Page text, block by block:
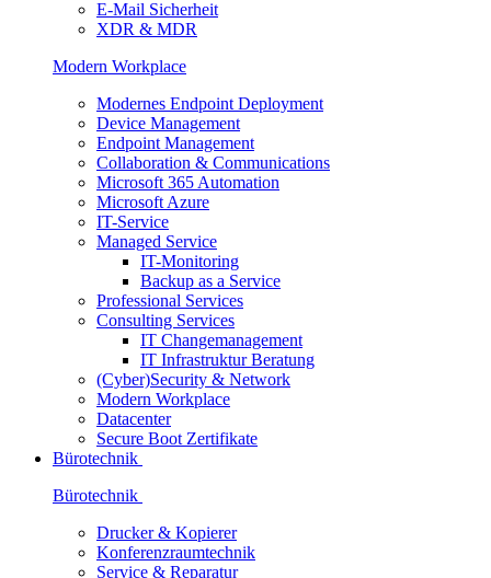
E-Mail Sicherheit
XDR & MDR
Modern Workplace
Modernes Endpoint Deployment
Device Management
Endpoint Management
Collaboration & Communications
Microsoft 365 Automation
Microsoft Azure
IT-Service
Managed Service
IT-Monitoring
Backup as a Service
Professional Services
Consulting Services
IT Changemanagement
IT Infrastruktur Beratung
(Cyber)Security & Network
Modern Workplace
Datacenter
Secure Boot Zertifikate
Bürotechnik
Bürotechnik
Drucker & Kopierer
Konferenzraumtechnik
Service & Reparatur